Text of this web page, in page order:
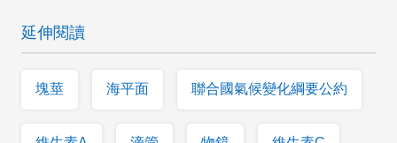
延伸閱讀
塊莖 海平面 聯合國氣候變化綱要公約